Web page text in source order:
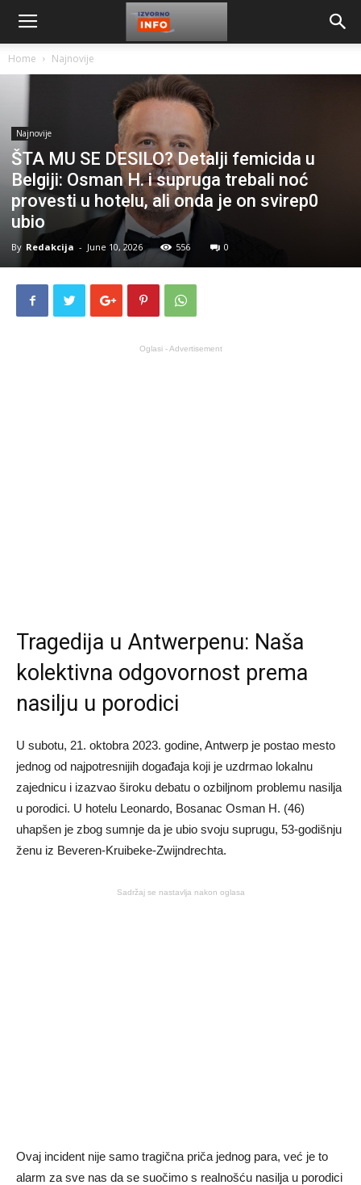
Home Najnovije
Najnovije
ŠTA MU SE DESILO? Detalji femicida u
Belgiji: Osman H. i supruga trebali noć
provesti u hotelu, ali onda je on svirep0
ubio
By Redakcija - June 10, 2026 556 0
Oglasi - Advertisement
Tragedija u Antwerpenu: Naša
kolektivna odgovornost prema
nasilju u porodici
U subotu, 21. oktobra 2023. godine, Antwerp je postao mesto
jednog od najpotresnijih događaja koji je uzdrmao lokalnu
zajednicu i izazvao široku debatu o ozbiljnom problemu nasilja
u porodici. U hotelu Leonardo, Bosanac Osman H. (46)
uhapšen je zbog sumnje da je ubio svoju suprugu, 53-godišnju
ženu iz Beveren-Kruibeke-Zwijndrechta.
Sadržaj se nastavlja nakon oglasa
Ovaj incident nije samo tragična priča jednog para, već je to
alarm za sve nas da se suočimo s realnošću nasilja u porodici